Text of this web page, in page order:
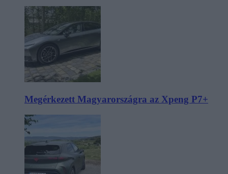
Megérkezett Magyarországra az Xpeng P7+